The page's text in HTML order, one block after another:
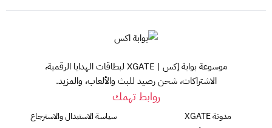
هذا المنتج مخصص للمتاجر الامريكية
موسوعة بوابة إكس | XGATE لبطاقات الهدايا الرقمية،
الاشتراكات، شحن رصيد للبث والألعاب، والمزيد.
روابط تهمك
مدونة XGATE
سياسة الاستبدال والاسترجاع